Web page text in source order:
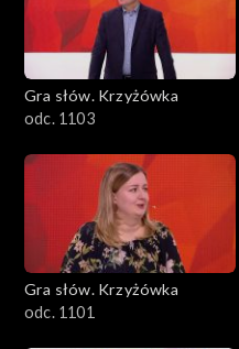
Gra słów. Krzyżówka
odc. 1103
Gra słów. Krzyżówka
odc. 1101